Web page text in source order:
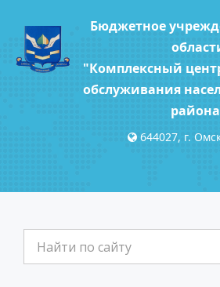
Бюджетное
"Комплексный
обслуживания
644027, г.